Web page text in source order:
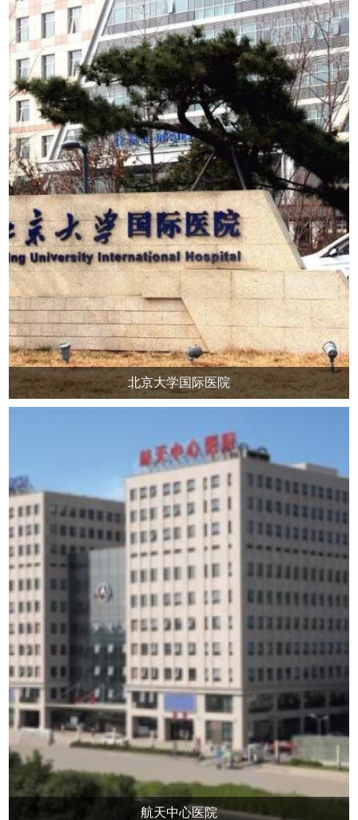
北京大学国际医院
航天中心医院